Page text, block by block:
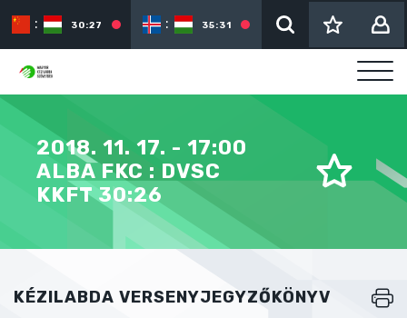
: 30:27 : 35:31 :
2018. 11. 17. - 17:00
ALBA FKC : DVSC
KKFT 30:26
KÉZILABDA VERSENYJEGYZŐKÖNYV